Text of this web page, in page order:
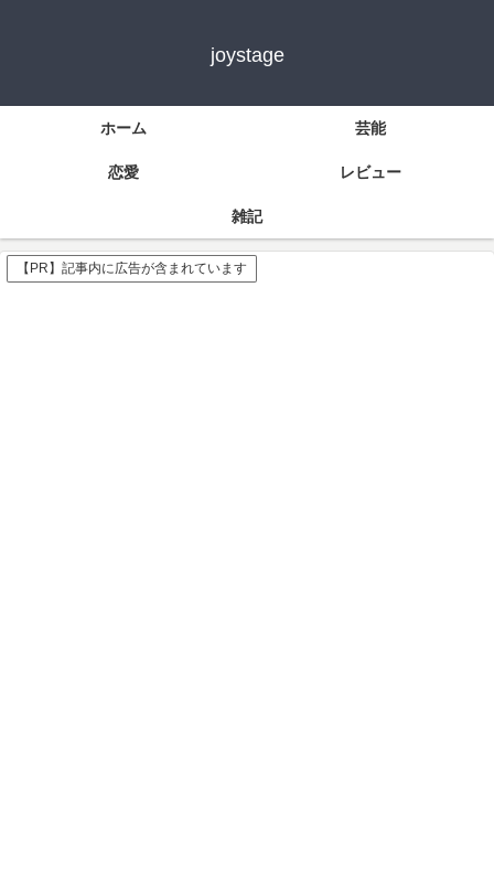
joystage
ホーム 芸能
恋愛 レビュー
雑記
【PR】記事内に広告が含まれています